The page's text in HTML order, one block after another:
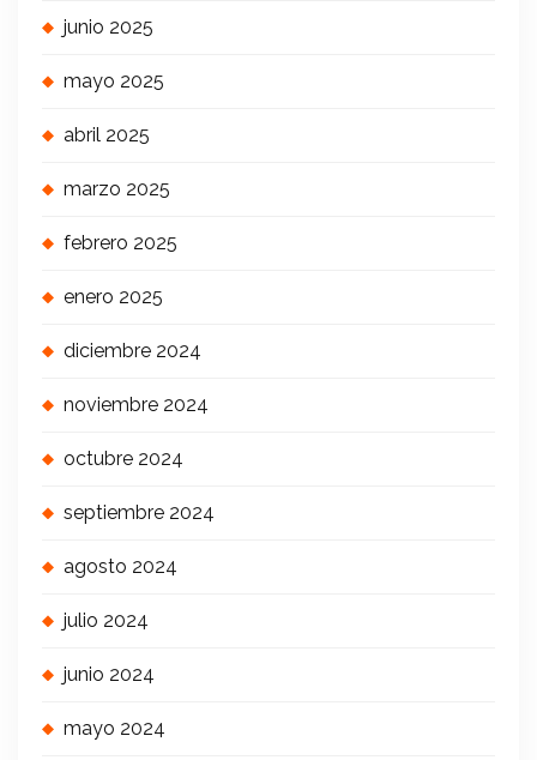
junio 2025
mayo 2025
abril 2025
marzo 2025
febrero 2025
enero 2025
diciembre 2024
noviembre 2024
octubre 2024
septiembre 2024
agosto 2024
julio 2024
junio 2024
mayo 2024